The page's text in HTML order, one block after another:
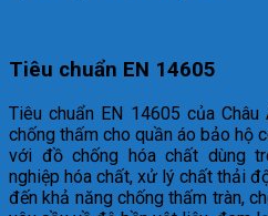
Tiêu chuẩn EN 14605
Tiêu chuẩn EN 14605 của
chống thấm cho quần áo bảo hộ
với đồ chống hóa chất dùng
nghiệp hóa chất, xử lý chất thải
đến khả năng chống thấm tràn,